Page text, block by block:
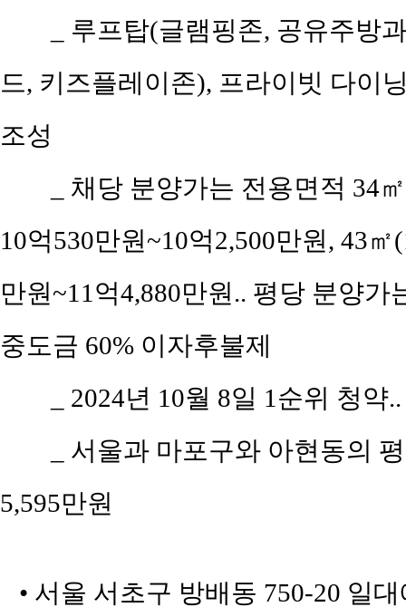
_ 루프탑(글램핑존, 공유주방
드, 키즈플레이존), 프라이빗 다이
조성
_ 채당 분양가는 전용면적 34
10억530만원~10억2,500만원, 43
만원~11억4,880만원.. 평당 분양가
중도금 60% 이자후불제
_ 2024년 10월 8일 1순위 청
_ 서울과 마포구와 아현동의
5,595만원
• 서울 서초구 방배동 750-20 일